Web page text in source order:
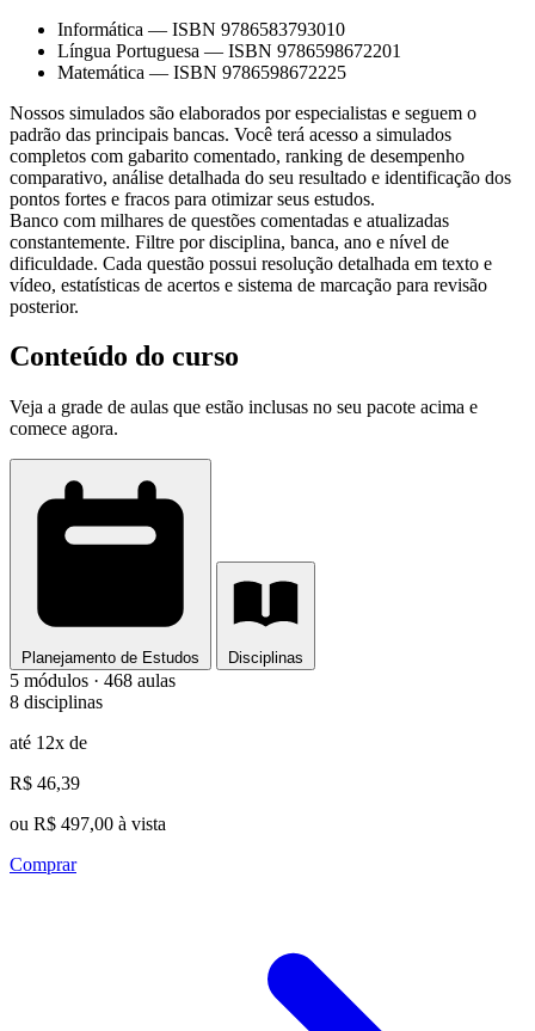
Informática — ISBN 9786583793010
Língua Portuguesa — ISBN 9786598672201
Matemática — ISBN 9786598672225
Nossos simulados são elaborados por especialistas e seguem o
padrão das principais bancas. Você terá acesso a simulados
completos com gabarito comentado, ranking de desempenho
comparativo, análise detalhada do seu resultado e identificação dos
pontos fortes e fracos para otimizar seus estudos.
Banco com milhares de questões comentadas e atualizadas
constantemente. Filtre por disciplina, banca, ano e nível de
dificuldade. Cada questão possui resolução detalhada em texto e
vídeo, estatísticas de acertos e sistema de marcação para revisão
posterior.
Conteúdo do curso
Veja a grade de aulas que estão inclusas no seu pacote acima e
comece agora.
Planejamento de Estudos Disciplinas
5 módulos · 468 aulas
8 disciplinas
até 12x de
R$ 46,39
ou R$ 497,00 à vista
Comprar